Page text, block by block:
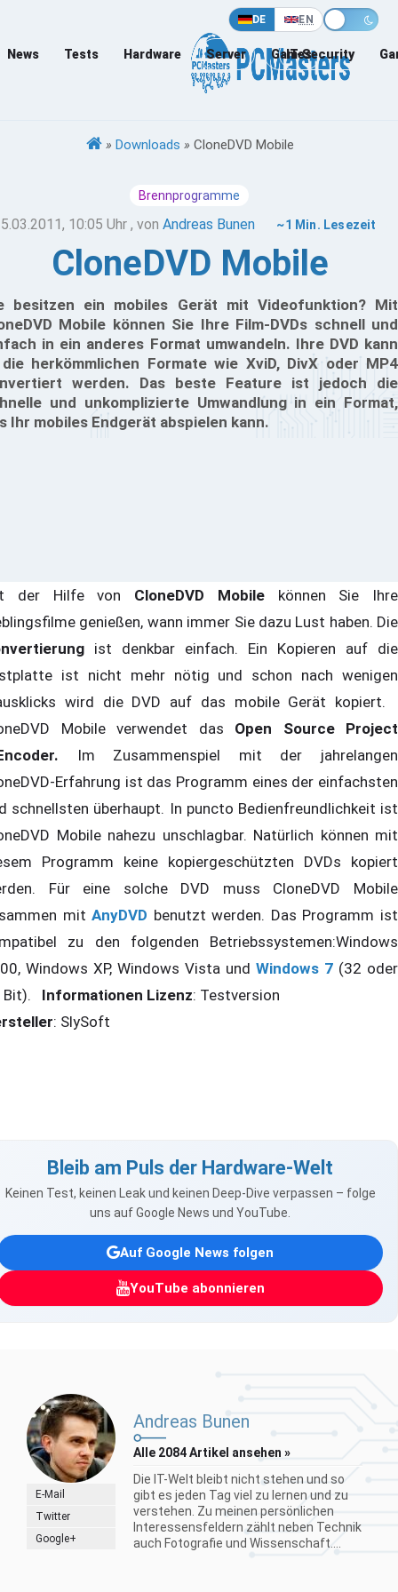
DE EN
News Tests Hardware Server Games
IT-Security
» Downloads » CloneDVD Mobile
Brennprogramme
10:05 Uhr , vonAndreas Bunen ~1 Min. Lesezeit
CloneDVD Mobile
besitzen ein mobiles Gerät mit Videofunktion? Mit
Mobile können Sie Ihre Film-DVDs schnell und
in ein anderes Format umwandeln. Ihre DVD kann
herkömmlichen Formate wie XviD, DivX oder MP4
werden. Das beste Feature ist jedoch die
und unkomplizierte Umwandlung in ein Format,
Ihr mobiles Endgerät abspielen kann.
der Hilfe von CloneDVD Mobilekönnen Sie Ihre
genießen, wann immer Sie dazu Lust haben. Die
ist denkbar einfach. Ein Kopieren auf die
ist nicht mehr nötig und schon nach wenigen
wird die DVD auf das mobile Gerät kopiert.
Mobile verwendet das Open Source Project
Im Zusammenspiel mit der jahrelangen
Erfahrung ist das Programm eines der einfachsten
schnellsten überhaupt. In puncto Bedienfreundlichkeit ist
Mobile nahezu unschlagbar. Natürlich können mit
Programm keine kopiergeschützten DVDs kopiert
Für eine solche DVD muss CloneDVD Mobile
mitAnyDVD benutzt werden. Das Programm ist
zu den folgenden Betriebssystemen:Windows
Windows XP, Windows Vista und Windows 7 (32 oder
Bit). Informationen Lizenz: Testversion
: SlySoft
Bleib am Puls der Hardware-Welt
Keinen Test, keinen Leak und keinen Deep-Dive verpassen – folge
uns auf Google News und YouTube.
Auf Google News folgen
YouTube abonnieren
E-Mail
Twitter
Google+
Andreas Bunen
Alle 2084 Artikel ansehen »
Die IT-Welt bleibt nicht stehen und so
gibt es jeden Tag viel zu lernen und zu
verstehen. Zu meinen persönlichen
Interessensfeldern zählt neben Technik
auch Fotografie und Wissenschaft....